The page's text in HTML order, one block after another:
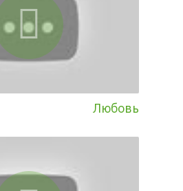
Любовь